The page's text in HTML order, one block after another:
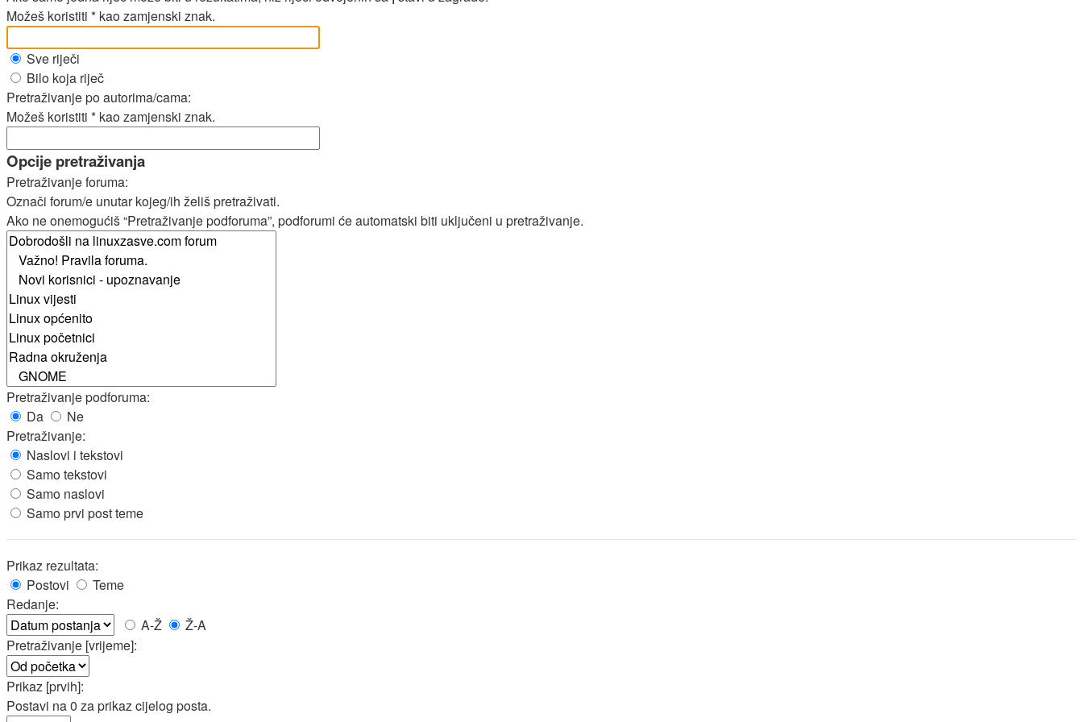
Možeš koristiti * kao zamjenski znak.
Sve riječi
Bilo koja riječ
Pretraživanje po autorima/cama:
Možeš koristiti * kao zamjenski znak.
Opcije pretraživanja
Pretraživanje foruma:
Označi forum/e unutar kojeg/ih želiš pretraživati.
Ako ne onemogućiš “Pretraživanje podforuma”, podforumi će automatski biti uključeni u pretraživanje.
Pretraživanje podforuma:
Da
Ne
Pretraživanje:
Naslovi i tekstovi
Samo tekstovi
Samo naslovi
Samo prvi post teme
Prikaz rezultata:
Postovi
Teme
Redanje:
A-Ž
Ž-A
Pretraživanje [vrijeme]:
Prikaz [prvih]:
Postavi na 0 za prikaz cijelog posta.